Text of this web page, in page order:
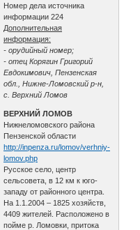
Номер дела источника
информации 224
Дополнительная
информация:
- орудийный номер;
- отец Корягин Григорий
Евдокимович, Пензенская
обл., Нижне-Ломовский р-н,
с. Верхний Ломов
ВЕРХНИЙ ЛОМОВ
Нижнеломовского района
Пензенской области
http://inpenza.ru/lomov/verhniy-
lomov.php
Русское село, центр
сельсовета, в 12 км к юго-
западу от районного центра.
На 1.1.2004 – 1825 хозяйств,
4409 жителей. Расположено в
пойме р. Ломовки, притока